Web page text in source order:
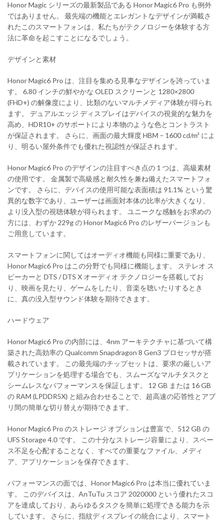
Honor Magic シリーズの最新製品である Honor Magic6 Pro も例外
ではありません。 最先端の機能とエレガントなデザインが満載さ
れたこのスマートフォンは、私たちがテクノロジーを体験する方
法に革命を起こすことになるでしょう。
デザインと素材
Honor Magic6 Pro は、注目を集める見事なデザインを誇っていま
す。 6.80 インチの鮮やかな OLED スクリーンと 1280×2800
(FHD+) の解像度により、比類のないマルチメディア体験が得られ
ます。 デュアルエッジ ディスプレイはデバイスの視覚的な魅力を
高め、HDR10+ のサポートにより本物のような色とコントラスト
が保証されます。 さらに、画面の最大輝度 HBM – 1600 cd/m² によ
り、明るい屋外条件でも優れた視認性が保証されます。
Honor Magic6 Pro のデザインの注目すべき点の 1 つは、高級素材
の使用です。 金属製で高級感と耐久性を兼ね備えたスマートフォ
ンです。 さらに、デバイスの使用可能な表面積は 91.1% という驚
異的な数字であり、ユーザーは画面対本体の比率が大きくなり、
より没入型の視聴体験が得られます。 ユニークな感触をお求めの
方には、わずか 229g の Honor Magic6 Pro のレザーバージョンも
ご用意しています。
スマートフォンに関してはオーディオ機能も同様に重要であり、
Honor Magic6 Pro はこの分野でも同様に機能します。 ステレオ ス
ピーカーと DTS / DTS X オーディオ テクノロジーを搭載してお
り、映画を見たり、ゲームをしたり、音楽を聴いたりするとき
に、真の没入型サウンド体験を期待できます。
ハードウェア
Honor Magic6 Pro の内部には、4nm アーキテクチャに基づいて構
築された高効率の Qualcomm Snapdragon 8 Gen3 プロセッサが搭
載されています。 この最先端のチップセットは、要求の厳しいア
プリケーションを処理する場合でも、スムーズなマルチタスクと
シームレスなパフォーマンスを保証します。 12 GB または 16 GB
の RAM (LPDDR5X) と組み合わせることで、超高速の応答性とアプ
リ間の簡単な切り替えが期待できます。
Honor Magic6 Pro のストレージ オプションは豊富で、512 GB の
UFS Storage 4.0 です。 この十分なストレージ容量により、スペー
ス不足を心配することなく、すべての重要なファイル、メディ
ア、アプリケーションを保存できます。
パフォーマンスの面では、Honor Magic6 Pro は本当に優れていま
す。 このデバイスは、AnTuTu スコア 2020000 という優れたスコ
アを達成しており、あらゆるタスクを簡単に処理できる能力を示
しています。 さらに、指紋ディスプレイの統合により、スマート